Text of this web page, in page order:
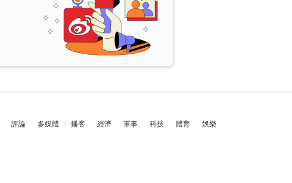
評論 多媒體 播客 經濟 軍事 科技 體育 娛樂